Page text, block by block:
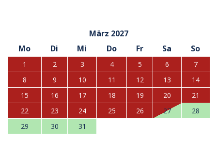
März 2027
Mo
Di Mi Do Fr Sa So
1 2 3 4 5 6
7
8
9 10 11 12 13
14
15
16 17 18 19 20
21
22
23 24 25 26 27
28
29
30 31